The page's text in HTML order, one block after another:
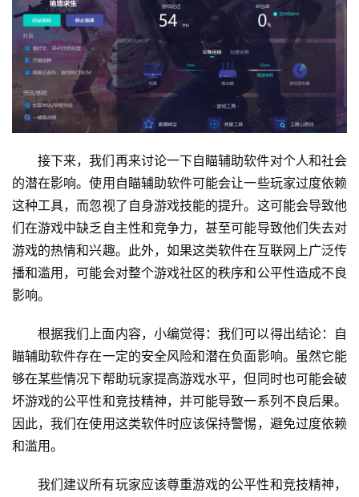
接下来，我们再来讨论一下自瞄辅助软件对个人和社会
的潜在影响。使用自瞄辅助软件可能会让一些玩家过度依赖
这种工具，而忽视了自身游戏技能的提升。这可能会导致他
们在游戏中缺乏自主性和竞争力，甚至可能导致他们失去对
游戏的热情和兴趣。此外，如果这类软件在互联网上广泛传
播和滥用，可能会对整个游戏社区的秩序和公平性造成不良
影响。
根据我们上面内容，小编觉得：我们可以得出结论：自
瞄辅助软件存在一定的安全风险和潜在负面影响。虽然它能
够在某些情况下帮助玩家提高游戏水平，但同时也可能会破
坏游戏的公平性和竞技精神，并可能导致一系列不良后果。
因此，我们在使用这类软件时应该保持警惕，避免过度依赖
和滥用。
我们建议所有玩家应该尊重游戏的公平性和竞技精神，